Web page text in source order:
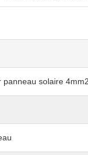
panneau solaire 4mm2